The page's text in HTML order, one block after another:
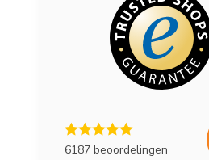
6187 beoordelingen